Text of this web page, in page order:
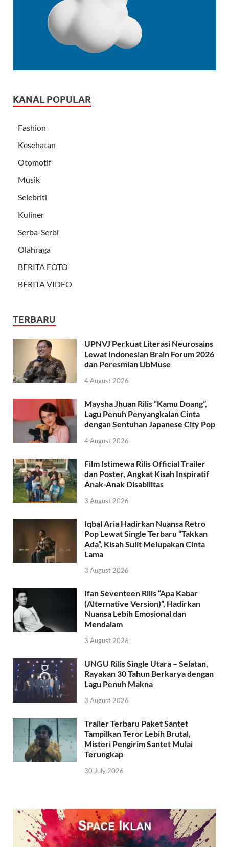
KANAL POPULAR
Fashion
Kesehatan
Otomotif
Musik
Selebriti
Kuliner
Serba-Serbi
Olahraga
BERITA FOTO
BERITA VIDEO
TERBARU
UPNVJ Perkuat Literasi Neurosains
Lewat Indonesian Brain Forum 2026
dan Peresmian LibMuse
4 August 2026
Maysha Jhuan Rilis “Kamu Doang”,
Lagu Penuh Penyangkalan Cinta
dengan Sentuhan Japanese City Pop
4 August 2026
Film Istimewa Rilis Official Trailer
dan Poster, Angkat Kisah Inspiratif
Anak-Anak Disabilitas
3 August 2026
Iqbal Aria Hadirkan Nuansa Retro
Pop Lewat Single Terbaru “Takkan
Ada”, Kisah Sulit Melupakan Cinta
Lama
3 August 2026
Ifan Seventeen Rilis “Apa Kabar
(Alternative Version)”, Hadirkan
Nuansa Lebih Emosional dan
Mendalam
3 August 2026
UNGU Rilis Single Utara – Selatan,
Rayakan 30 Tahun Berkarya dengan
Lagu Penuh Makna
3 August 2026
Trailer Terbaru Paket Santet
Tampilkan Teror Lebih Brutal,
Misteri Pengirim Santet Mulai
Terungkap
30 July 2026